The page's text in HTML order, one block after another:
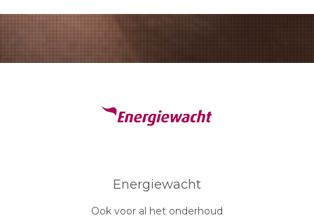
Energiewacht
Ook voor al het onderhoud